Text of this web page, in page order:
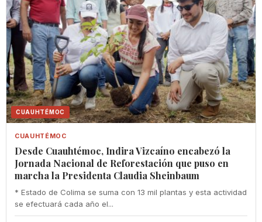
CUAUHTÉMOC
CUAUHTÉMOC
Desde Cuauhtémoc, Indira Vizcaíno encabezó la
Jornada Nacional de Reforestación que puso en
marcha la Presidenta Claudia Sheinbaum
* Estado de Colima se suma con 13 mil plantas y esta actividad
se efectuará cada año el...